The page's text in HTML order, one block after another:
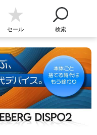
セール 検索